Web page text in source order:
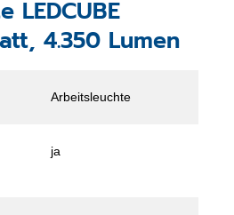
LEDCUBE
4.350 Lumen
Arbeitsleuchte
ja